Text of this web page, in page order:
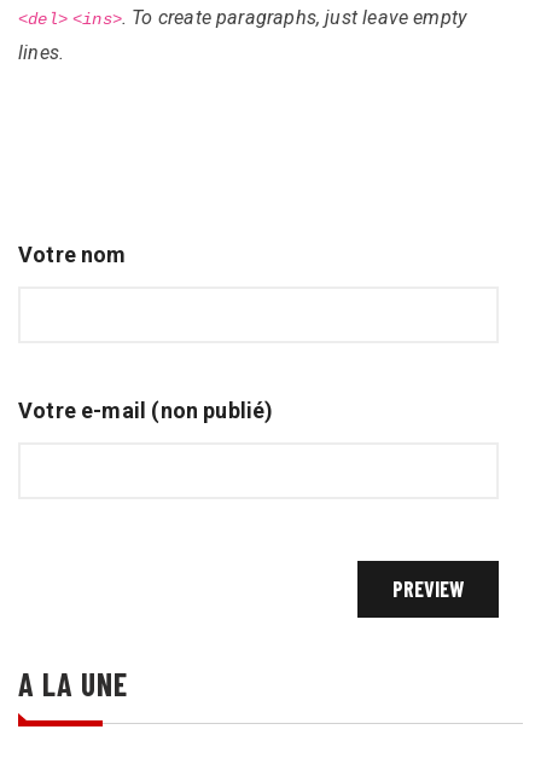
<del> <ins>. To create paragraphs, just leave empty
lines.
Votre nom
Votre e-mail (non publié)
A LA UNE